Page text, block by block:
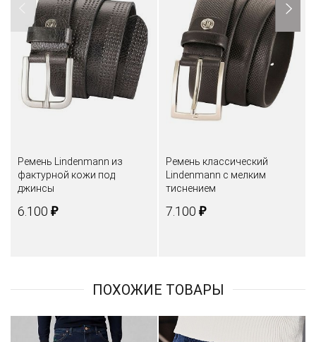
Ремень Lindenmann из
фактурной кожи под
джинсы
6.100 ₽
Ремень классический
Lindenmann с мелким
тиснением
7.100 ₽
ПОХОЖИЕ ТОВАРЫ